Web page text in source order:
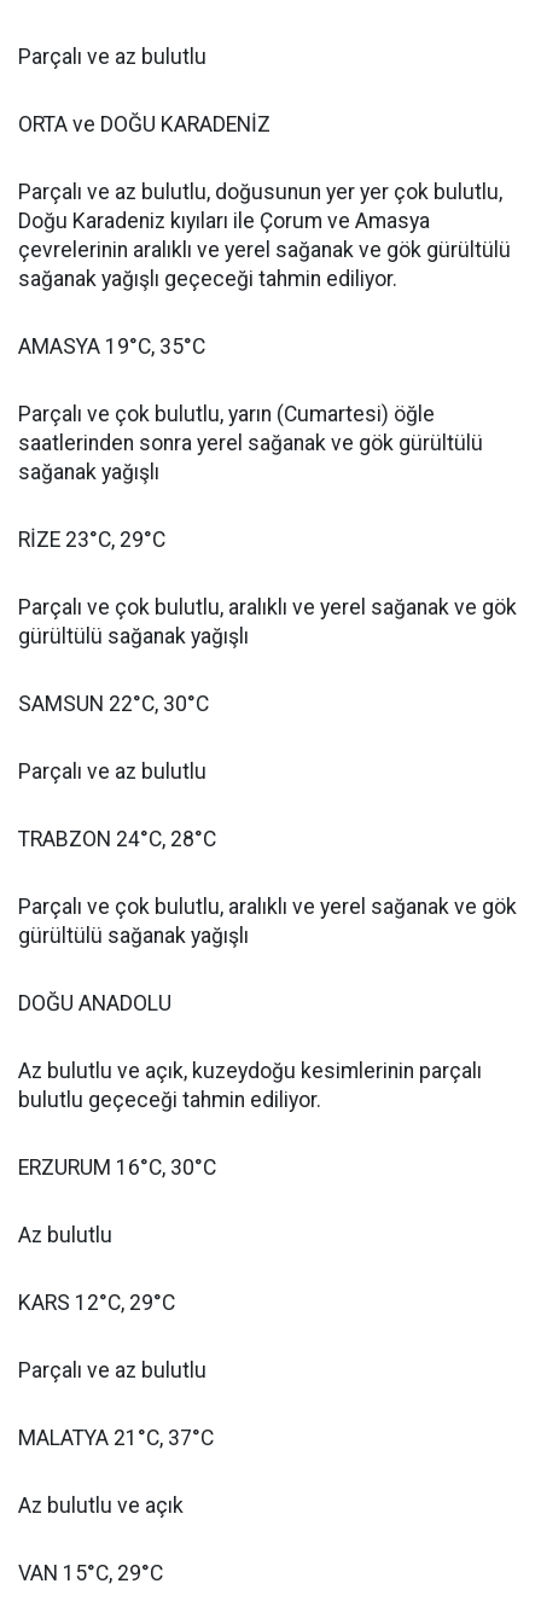
Parçalı ve az bulutlu
ORTA ve DOĞU KARADENİZ
Parçalı ve az bulutlu, doğusunun yer yer çok bulutlu,
Doğu Karadeniz kıyıları ile Çorum ve Amasya
çevrelerinin aralıklı ve yerel sağanak ve gök gürültülü
sağanak yağışlı geçeceği tahmin ediliyor.
AMASYA 19°C, 35°C
Parçalı ve çok bulutlu, yarın (Cumartesi) öğle
saatlerinden sonra yerel sağanak ve gök gürültülü
sağanak yağışlı
RİZE 23°C, 29°C
Parçalı ve çok bulutlu, aralıklı ve yerel sağanak ve gök
gürültülü sağanak yağışlı
SAMSUN 22°C, 30°C
Parçalı ve az bulutlu
TRABZON 24°C, 28°C
Parçalı ve çok bulutlu, aralıklı ve yerel sağanak ve gök
gürültülü sağanak yağışlı
DOĞU ANADOLU
Az bulutlu ve açık, kuzeydoğu kesimlerinin parçalı
bulutlu geçeceği tahmin ediliyor.
ERZURUM 16°C, 30°C
Az bulutlu
KARS 12°C, 29°C
Parçalı ve az bulutlu
MALATYA 21°C, 37°C
Az bulutlu ve açık
VAN 15°C, 29°C